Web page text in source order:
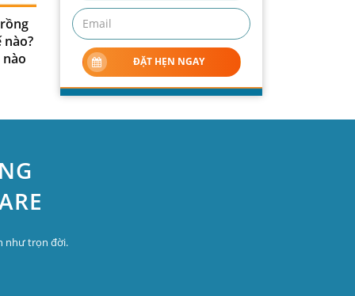
ĐẶT HẸN NGAY
như trọn đời.